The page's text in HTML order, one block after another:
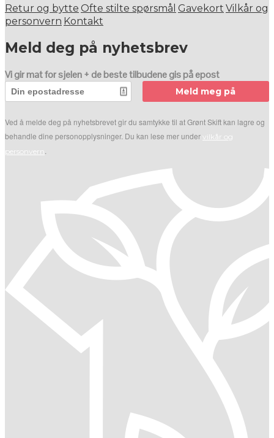
Retur og bytte Ofte stilte spørsmål Gavekort Vilkår og
personvern Kontakt
Meld deg på nyhetsbrev
Vi gir mat for sjelen + de beste tilbudene gis på epost
Meld meg på
Ved å melde deg på nyhetsbrevet gir du samtykke til at Grønt Skift kan lagre og
behandle dine personopplysninger. Du kan lese mer under vilkår og
personvern